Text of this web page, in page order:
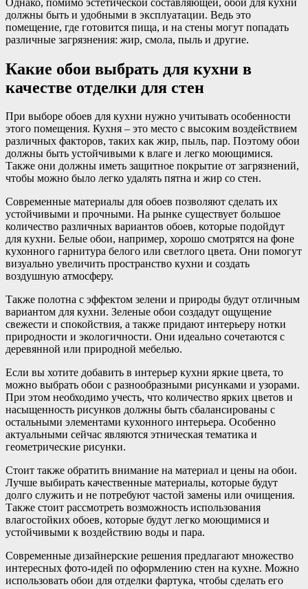
должны быть и удобными в эксплуатации. Ведь это
помещение, где готовится пища, и на стены могут попадать
различные загрязнения: жир, смола, пыль и другие.
Какие обои выбрать для кухни в
качестве отделки для стен
При выборе обоев для кухни нужно учитывать особенности
этого помещения. Кухня – это место с высоким воздействием
различных факторов, таких как жир, пыль, пар. Поэтому обои
должны быть устойчивыми к влаге и легко моющимися.
Также они должны иметь защитное покрытие от загрязнений,
чтобы можно было легко удалять пятна и жир со стен.
Современные материалы для обоев позволяют сделать их
устойчивыми и прочными. На рынке существует большое
количество различных вариантов обоев, которые подойдут
для кухни. Белые обои, например, хорошо смотрятся на фоне
кухонного гарнитура белого или светлого цвета. Они помогут
визуально увеличить пространство кухни и создать
воздушную атмосферу.
Также полотна с эффектом зелени и природы будут отличным
вариантом для кухни. Зеленые обои создадут ощущение
свежести и спокойствия, а также придают интерьеру нотки
природности и экологичности. Они идеально сочетаются с
деревянной или природной мебелью.
Если вы хотите добавить в интерьер кухни яркие цвета, то
можно выбрать обои с разнообразными рисунками и узорами.
При этом необходимо учесть, что количество ярких цветов и
насыщенность рисунков должны быть сбалансированы с
остальными элементами кухонного интерьера. Особенно
актуальными сейчас являются этническая тематика и
геометрические рисунки.
Стоит также обратить внимание на материал и цены на обои.
Лучше выбирать качественные материалы, которые будут
долго служить и не потребуют частой замены или очищения.
Также стоит рассмотреть возможность использования
влагостойких обоев, которые будут легко моющимися и
устойчивыми к воздействию воды и пара.
Современные дизайнерские решения предлагают множество
интересных фото-идей по оформлению стен на кухне. Можно
использовать обои для отделки фартука, чтобы сделать его